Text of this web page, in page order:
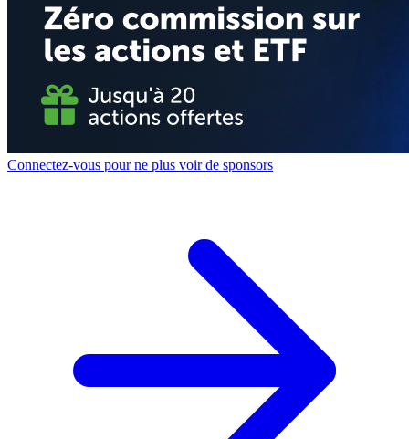
Connectez-vous pour ne plus voir de sponsors